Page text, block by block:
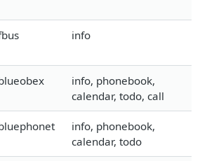
info
info, phonebook,
calendar, todo, call
info, phonebook,
calendar, todo